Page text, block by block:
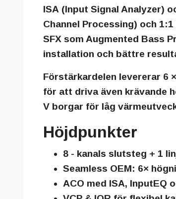
ISA (Input Signal Analyzer)
Channel Processing) och 1:1
SFX som Augmented Bass
installation och bättre
Förstärkardelen levererar 6
för att driva även krävande
V borgar för låg
Höjdpunkter
8 - kanals slutsteg + 1
Seamless OEM: 6×
ACO med ISA, InputEQ